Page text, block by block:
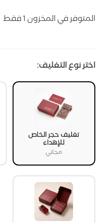
المتوفر في المخزون 1 فقط
اختر نوع التغليف:
تغليف حجر الخاص
للإهداء
مجاني